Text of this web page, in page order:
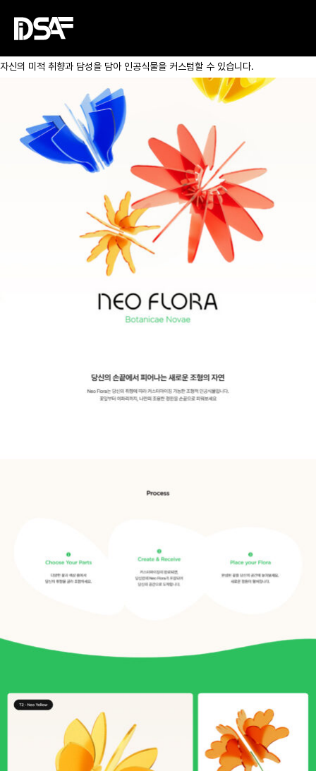
브랜드입니다. 조화의 자연 모방 기술이 극도로 발달한 시대에 더 이상 가짜를
진짜처럼 모방하는 것이 아닌 인공 그대로의 아름다움을 통해 자연에 대한 새로운
자신의 미적 취향과 담성을 담아 인공식물을 커스텀할 수 있습니다.